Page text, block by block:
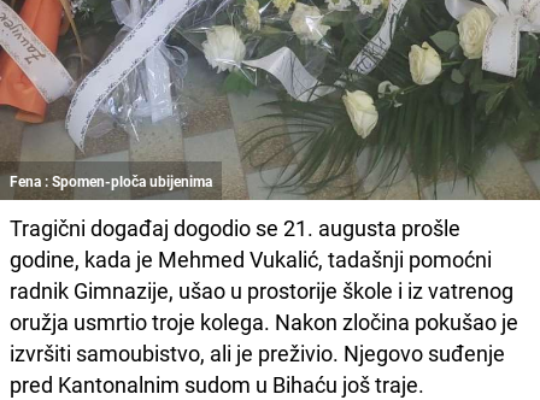
Fena : Spomen-ploča ubijenima
Tragični događaj dogodio se 21. augusta prošle
godine, kada je Mehmed Vukalić, tadašnji pomoćni
radnik Gimnazije, ušao u prostorije škole i iz vatrenog
oružja usmrtio troje kolega. Nakon zločina pokušao je
izvršiti samoubistvo, ali je preživio. Njegovo suđenje
pred Kantonalnim sudom u Bihaću još traje.